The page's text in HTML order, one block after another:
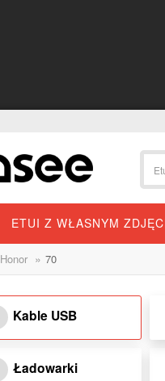
ETUI Z WŁASNYM
Honor » 70
Kable USB
Ładowarki